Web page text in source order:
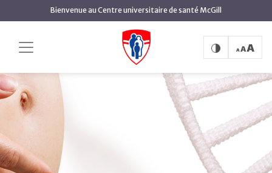
Aller
au
contenu
principal
Bienvenue au Centre universitaire de santé McGill